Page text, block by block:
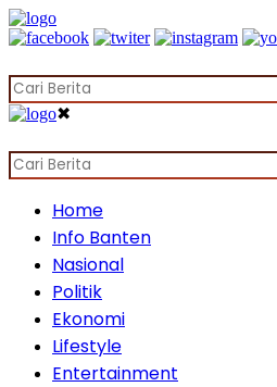
✖
Home
Info Banten
Nasional
Politik
Ekonomi
Lifestyle
Entertainment